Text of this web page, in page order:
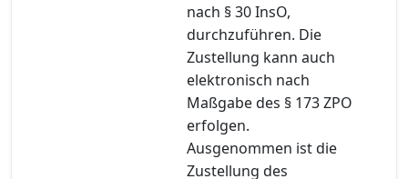
nach § 30 InsO,
durchzuführen. Die
Zustellung kann auch
elektronisch nach
Maßgabe des § 173 ZPO
erfolgen.
Ausgenommen ist die
Zustellung des